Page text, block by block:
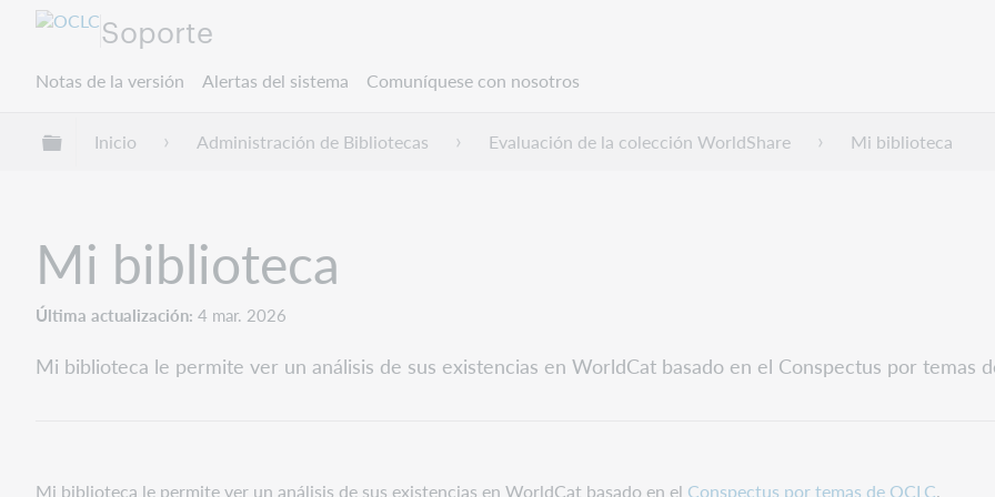
Soporte
Notas de la versión Alertas del sistema Comuníquese con nosotros
Expandir/contraer jerarquía global
Inicio Administración de Bibliotecas Evaluación de la colección WorldShare Mi biblioteca
Mi biblioteca
Última actualización 4 mar. 2026
Mi biblioteca le permite ver un análisis de sus existencias en WorldCat basado en el Conspectus por temas
Mi biblioteca le permite ver un análisis de sus existencias en WorldCat basado en el Conspectus por temas de OCLC.